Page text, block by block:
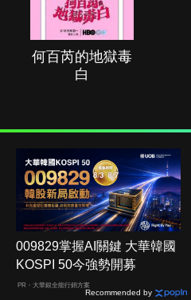
何百芮的地獄毒
白
009829掌握AI關鍵 大華韓國
KOSPI 50今強勢開募
PR・大華銀全能行銷方案
Recommended by